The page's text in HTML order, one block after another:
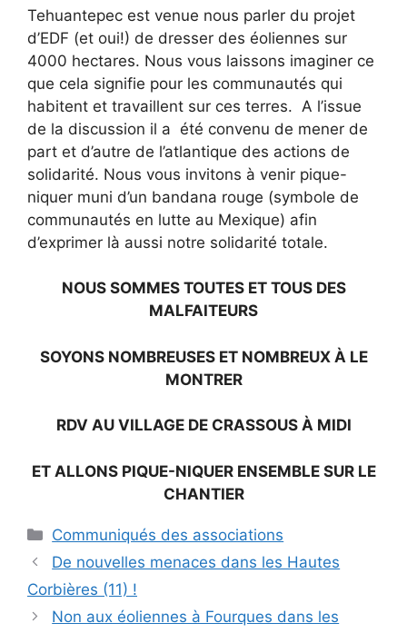
Tehuantepec est venue nous parler du projet
d’EDF (et oui!) de dresser des éoliennes sur
4000 hectares. Nous vous laissons imaginer ce
que cela signifie pour les communautés qui
habitent et travaillent sur ces terres. A l’issue
de la discussion il a été convenu de mener de
part et d’autre de l’atlantique des actions de
solidarité. Nous vous invitons à venir pique-
niquer muni d’un bandana rouge (symbole de
communautés en lutte au Mexique) afin
d’exprimer là aussi notre solidarité totale.
NOUS SOMMES TOUTES ET TOUS DES
MALFAITEURS
SOYONS NOMBREUSES ET NOMBREUX À LE
MONTRER
RDV AU VILLAGE DE CRASSOUS À MIDI
ET ALLONS PIQUE-NIQUER ENSEMBLE SUR LE
CHANTIER
Catégories
Communiqués des associations
De nouvelles menaces dans les Hautes
Corbières (11) !
Non aux éoliennes à Fourques dans les